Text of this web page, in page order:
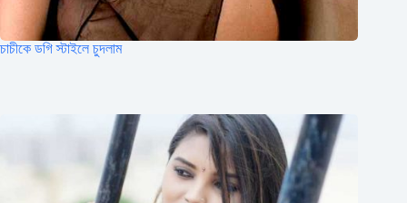
চাচীকে ডগি স্টাইলে চুদলাম